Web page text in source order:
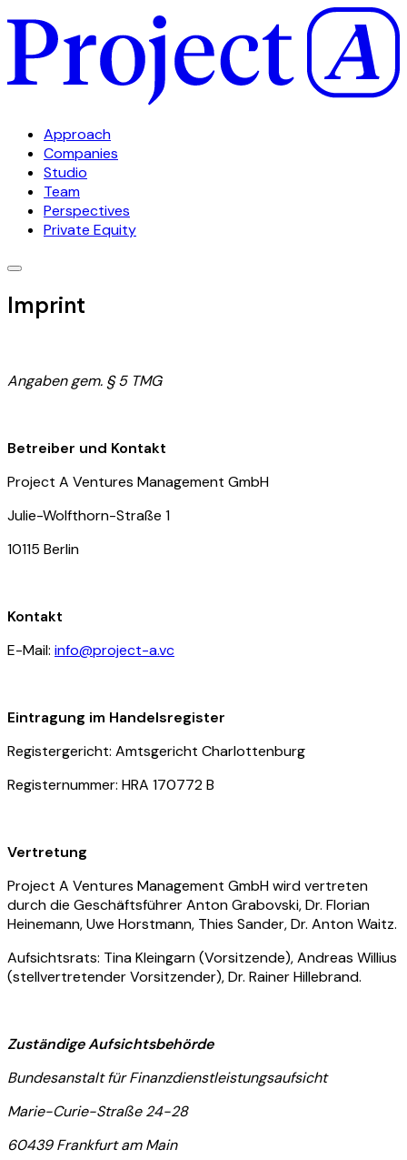
Approach
Companies
Studio
Team
Perspectives
Private Equity
Imprint
Angaben gem. § 5 TMG
Betreiber und Kontakt
Project A Ventures Management GmbH
Julie-Wolfthorn-Straße 1
10115 Berlin
Kontakt
E-Mail: info@project-a.vc
Eintragung im Handelsregister
Registergericht: Amtsgericht Charlottenburg
Registernummer: HRA 170772 B
Vertretung
Project A Ventures Management GmbH wird vertreten
durch die Geschäftsführer Anton Grabovski, Dr. Florian
Heinemann, Uwe Horstmann, Thies Sander, Dr. Anton Waitz.
Aufsichtsrats: Tina Kleingarn (Vorsitzende), Andreas Willius
(stellvertretender Vorsitzender), Dr. Rainer Hillebrand.
Zuständige Aufsichtsbehörde
Bundesanstalt für Finanzdienstleistungsaufsicht
Marie-Curie-Straße 24-28
60439 Frankfurt am Main